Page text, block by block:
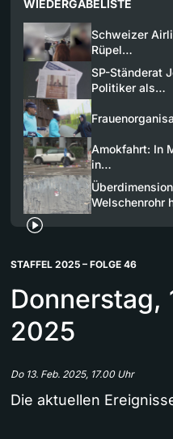
WIEDERGABELISTE
Schweizer
Rüpel…
SP-Ständerat
Politiker als…
Amokfahrt: In
in…
Welschenrohr
STAFFEL 2025 – FOLGE 46
Donnerstag,
2025
Do 13. Feb. 2025, 17.00 Uhr
Die aktuellen